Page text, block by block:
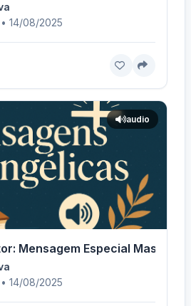
14/08/2025
audio
Mensagem Especial
14/08/2025